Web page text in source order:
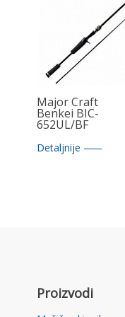
Major Craft
Benkei BIC-
652UL/BF
Detaljnije
Proizvodi